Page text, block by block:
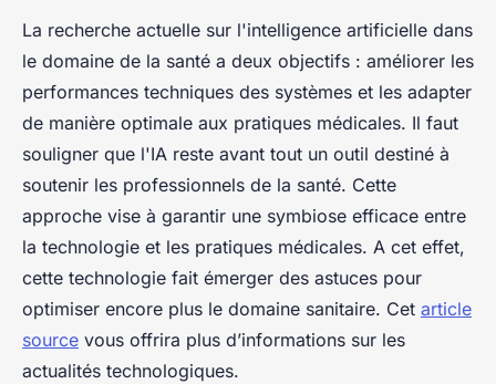
La recherche actuelle sur l'intelligence artificielle dans
le domaine de la santé a deux objectifs : améliorer les
performances techniques des systèmes et les adapter
de manière optimale aux pratiques médicales. Il faut
souligner que l'IA reste avant tout un outil destiné à
soutenir les professionnels de la santé. Cette
approche vise à garantir une symbiose efficace entre
la technologie et les pratiques médicales. A cet effet,
cette technologie fait émerger des astuces pour
optimiser encore plus le domaine sanitaire. Cet article
source vous offrira plus d’informations sur les
actualités technologiques.